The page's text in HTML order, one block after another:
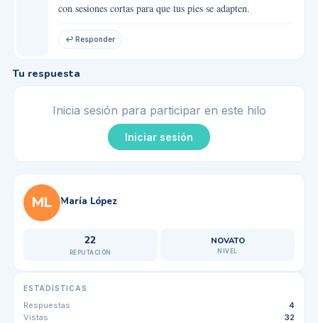
con sesiones cortas para que tus pies se adapten.
↩ Responder
Tu respuesta
Inicia sesión para participar en este hilo
Iniciar sesión
ML María López
22
REPUTACIÓN
NOVATO
NIVEL
ESTADÍSTICAS
Respuestas
4
Vistas
32